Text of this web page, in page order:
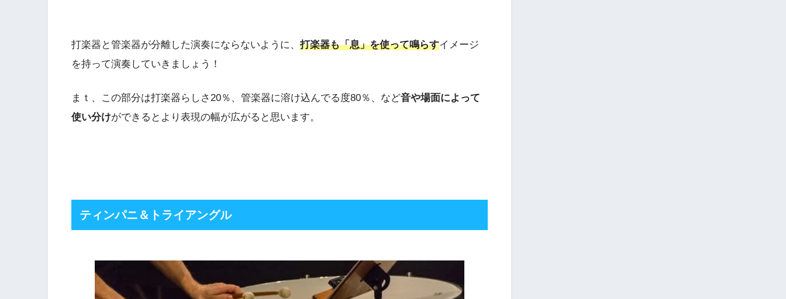
打楽器と管楽器が分離した演奏にならないように、 打楽器も「息」を使って鳴らすイメージ
を持って演奏していきましょう！
まｔ、この部分は打楽器らしさ20％、管楽器に溶け込んでる度80％、など音や場面によって
使い分けができるとより表現の幅が広がると思います。
ティンパニ＆トライアングル